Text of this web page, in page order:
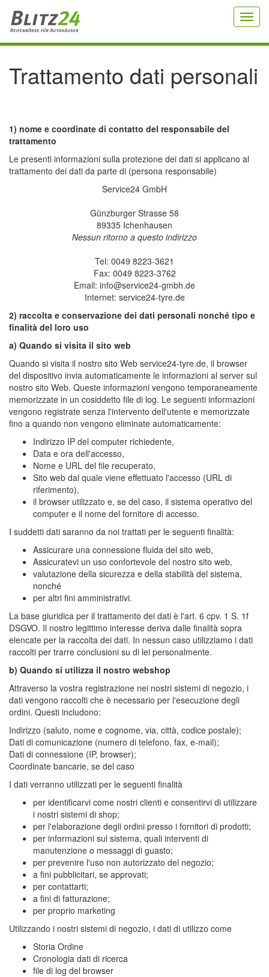
Trattamento dati personali
1) nome e coordinate di contatto del responsabile del
trattamento
Le presenti informazioni sulla protezione dei dati si applicano al
trattamento dei dati da parte di (persona responsabile)
Service24 GmbH
Günzburger Strasse 58
89335 Ichenhausen
Nessun ritorno a questo indirizzo
Tel: 0049 8223-3621
Fax: 0049 8223-3762
Email: info@service24-gmbh.de
Internet: service24-tyre.de
2) raccolta e conservazione dei dati personali nonché tipo e
finalità del loro uso
a) Quando si visita il sito web
Quando si visita il nostro sito Web service24-tyre.de, il browser
del dispositivo invia automaticamente le informazioni al server sul
nostro sito Web. Queste informazioni vengono temporaneamente
memorizzate in un cosiddetto file di log. Le seguenti informazioni
vengono registrate senza l'intervento dell'utente e memorizzate
fino a quando non vengono eliminate automaticamente:
Indirizzo IP del computer richiedente,
Data e ora dell'accesso,
Nome e URL del file recuperato,
Sito web dal quale viene effettuato l'accesso (URL di
riferimento),
il browser utilizzato e, se del caso, il sistema operativo del
computer e il nome del fornitore di accesso.
I suddetti dati saranno da noi trattati per le seguenti finalità:
Assicurare una connessione fluida del sito web,
Assicuratevi un uso confortevole del nostro sito web,
valutazione della sicurezza e della stabilità del sistema,
nonché
per altri fini amministrativi.
La base giuridica per il trattamento dei dati è l'art. 6 cpv. 1 S. 1f
DSGVO. Il nostro legittimo interesse deriva dalle finalità sopra
elencate per la raccolta dei dati. In nessun caso utilizziamo i dati
raccolti per trarre conclusioni su di lei personalmente.
b) Quando si utilizza il nostro webshop
Attraverso la vostra registrazione nei nostri sistemi di negozio, i
dati vengono raccolti che è necessario per l'esecuzione degli
ordini. Questi includono:
Indirizzo (saluto, nome e cognome, via, città, codice postale);
Dati di comunicazione (numero di telefono, fax, e-mail);
Dati di connessione (IP, browser);
Coordinate bancarie, se del caso
I dati verranno utilizzati per le seguenti finalità
per identificarvi come nostri clienti e consentirvi di utilizzare
i nostri sistemi di shop;
per l'elaborazione degli ordini presso i fornitori di prodotti;
per informazioni sul sistema, quali interventi di
manutenzione o messaggi di guasto;
per prevenire l'uso non autorizzato del negozio;
a fini pubblicitari, se approvati;
per contattarti;
a fini di fatturazione;
per proprio marketing
Utilizzando i nostri sistemi di negozio, i dati di utilizzo come
Storia Ordine
Cronologia dati di ricerca
file di log del browser